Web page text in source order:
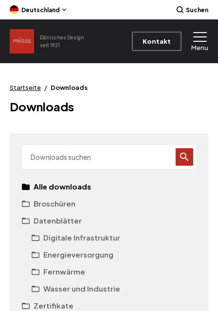
Deutschland Suchen
Dänisches Design
seit 1921
Kontakt
Menu
Startseite / Downloads
Downloads
Alle downloads
Broschüren
Datenblätter
Digitale Infrastruktur
Energieversorgung
Fernwärme
Wasser und Industrie
Zertifikate